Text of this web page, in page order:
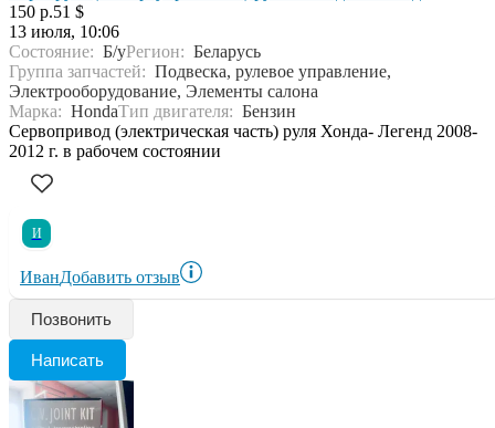
150 р.51 $
13 июля, 10:06
Состояние: Б/уРегион: Беларусь
Группа запчастей: Подвеска, рулевое управление,
Электрооборудование, Элементы салона
Марка: HondaТип двигателя: Бензин
Сервопривод (электрическая часть) руля Хонда- Легенд 2008-
2012 г. в рабочем состоянии
И
ИванДобавить отзыв
Позвонить
Написать